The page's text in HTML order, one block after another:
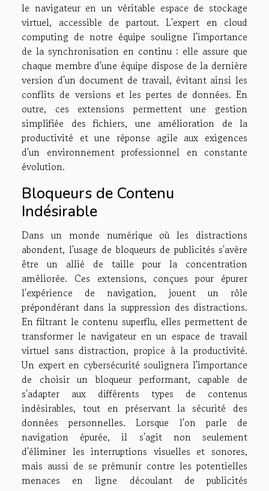
le navigateur en un véritable espace de stockage
virtuel, accessible de partout. L'expert en cloud
computing de notre équipe souligne l'importance
de la synchronisation en continu : elle assure que
chaque membre d'une équipe dispose de la dernière
version d'un document de travail, évitant ainsi les
conflits de versions et les pertes de données. En
outre, ces extensions permettent une gestion
simplifiée des fichiers, une amélioration de la
productivité et une réponse agile aux exigences
d'un environnement professionnel en constante
évolution.
Bloqueurs de Contenu
Indésirable
Dans un monde numérique où les distractions
abondent, l'usage de bloqueurs de publicités s'avère
être un allié de taille pour la concentration
améliorée. Ces extensions, conçues pour épurer
l'expérience de navigation, jouent un rôle
prépondérant dans la suppression des distractions.
En filtrant le contenu superflu, elles permettent de
transformer le navigateur en un espace de travail
virtuel sans distraction, propice à la productivité.
Un expert en cybersécurité soulignera l'importance
de choisir un bloqueur performant, capable de
s'adapter aux différents types de contenus
indésirables, tout en préservant la sécurité des
données personnelles. Lorsque l'on parle de
navigation épurée, il s'agit non seulement
d'éliminer les interruptions visuelles et sonores,
mais aussi de se prémunir contre les potentielles
menaces en ligne découlant de publicités